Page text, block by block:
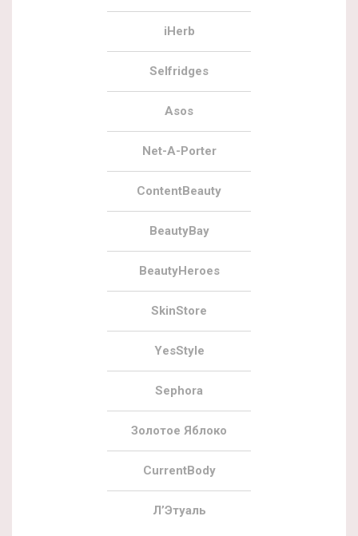
iHerb
Selfridges
Asos
Net-A-Porter
ContentBeauty
BeautyBay
BeautyHeroes
SkinStore
YesStyle
Sephora
Золотое Яблоко
CurrentBody
Л’Этуаль